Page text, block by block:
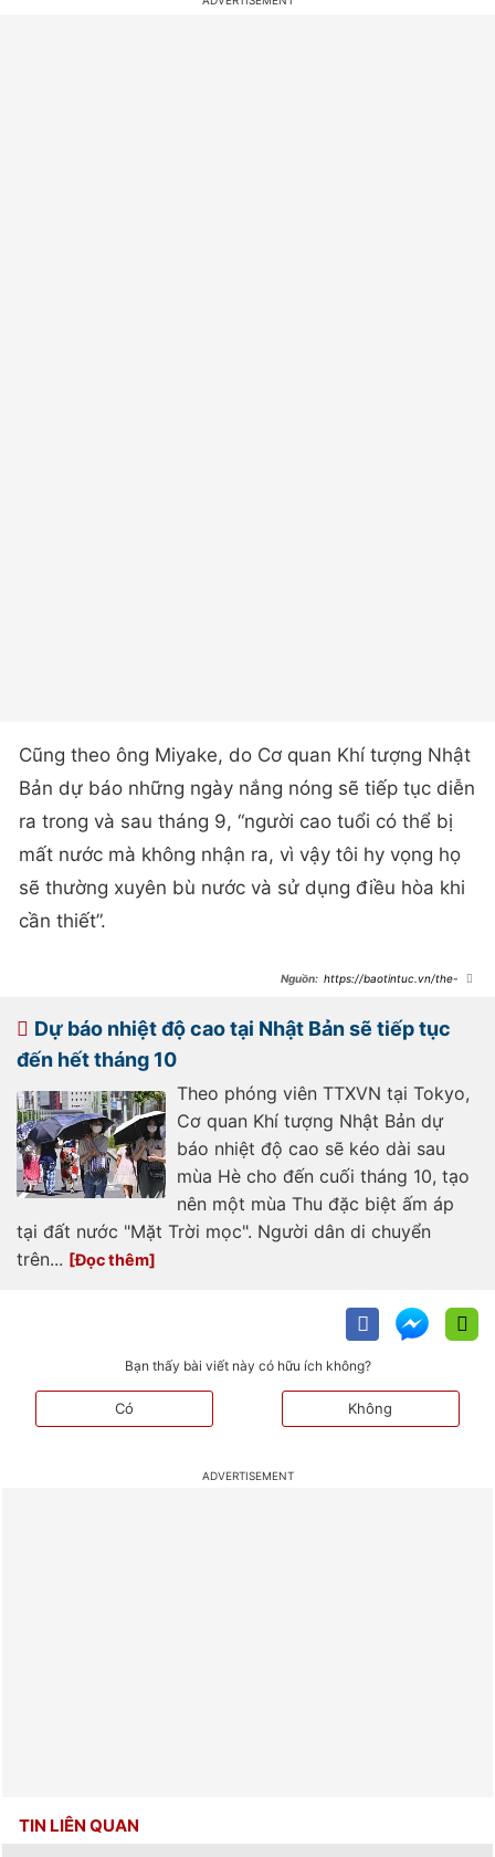
Cũng theo ông Miyake, do Cơ quan Khí tượng Nhật
Bản dự báo những ngày nắng nóng sẽ tiếp tục diễn
ra trong và sau tháng 9, “người cao tuổi có thể bị
mất nước mà không nhận ra, vì vậy tôi hy vọng họ
sẽ thường xuyên bù nước và sử dụng điều hòa khi
cần thiết”.
https://baotintuc.vn/the-
20240908074522134.htm
Dự báo nhiệt độ cao tại Nhật Bản sẽ tiếp tục
đến hết tháng 10
Theo phóng viên TTXVN tại Tokyo,
Cơ quan Khí tượng Nhật Bản dự
báo nhiệt độ cao sẽ kéo dài sau
mùa Hè cho đến cuối tháng 10, tạo
nên một mùa Thu đặc biệt ấm áp
tại đất nước "Mặt Trời mọc". Người dân di chuyển
trên...
Bạn thấy bài viết này có hữu ích không?
Có Không
TIN LIÊN QUAN